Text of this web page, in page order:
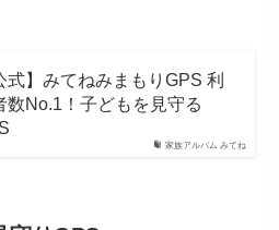
家族アルバム みてね
式】みてねみまもりGPS 利
数No.1！子どもを見守る